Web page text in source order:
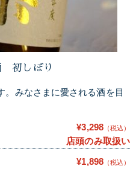
初しぼり
。みなさまに愛される酒を目
¥3,298 （税込）
店頭のみ取扱い
¥1,898 （税込）